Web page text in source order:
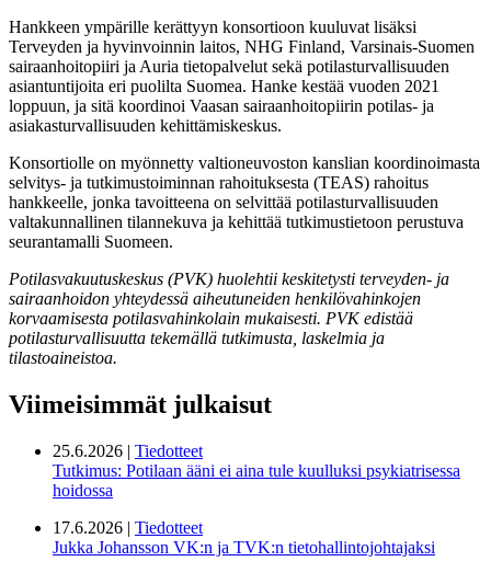
Hankkeen ympärille kerättyyn konsortioon kuuluvat lisäksi
Terveyden ja hyvinvoinnin laitos, NHG Finland, Varsinais-Suomen
sairaanhoitopiiri ja Auria tietopalvelut sekä potilasturvallisuuden
asiantuntijoita eri puolilta Suomea. Hanke kestää vuoden 2021
loppuun, ja sitä koordinoi Vaasan sairaanhoitopiirin potilas- ja
asiakasturvallisuuden kehittämiskeskus.
Konsortiolle on myönnetty valtioneuvoston kanslian koordinoimasta
selvitys- ja tutkimustoiminnan rahoituksesta (TEAS) rahoitus
hankkeelle, jonka tavoitteena on selvittää potilasturvallisuuden
valtakunnallinen tilannekuva ja kehittää tutkimustietoon perustuva
seurantamalli Suomeen.
Potilasvakuutuskeskus (PVK) huolehtii keskitetysti terveyden- ja
sairaanhoidon yhteydessä aiheutuneiden henkilövahinkojen
korvaamisesta potilasvahinkolain mukaisesti. PVK edistää
potilasturvallisuutta tekemällä tutkimusta, laskelmia ja
tilastoaineistoa.
Viimeisimmät julkaisut
25.6.2026 | Tiedotteet
Tutkimus: Potilaan ääni ei aina tule kuulluksi psykiatrisessa
hoidossa
17.6.2026 | Tiedotteet
Jukka Johansson VK:n ja TVK:n tietohallintojohtajaksi